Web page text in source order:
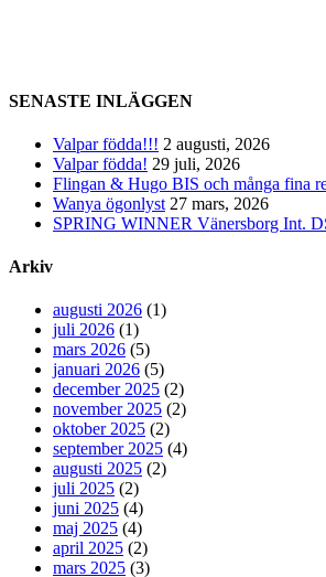
SENASTE INLÄGGEN
Valpar födda!!! 2 augusti, 2026
Valpar födda! 29 juli, 2026
Flingan & Hugo BIS och många fina
Wanya ögonlyst 27 mars, 2026
SPRING WINNER Vänersborg Int.
Arkiv
augusti 2026 (1)
juli 2026 (1)
mars 2026 (5)
januari 2026 (5)
december 2025 (2)
november 2025 (2)
oktober 2025 (2)
september 2025 (4)
augusti 2025 (2)
juli 2025 (2)
juni 2025 (4)
maj 2025 (4)
april 2025 (2)
mars 2025 (3)